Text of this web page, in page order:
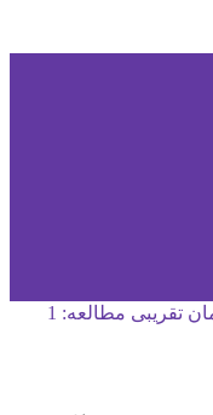
زمان تقریبی مطالعه: 1